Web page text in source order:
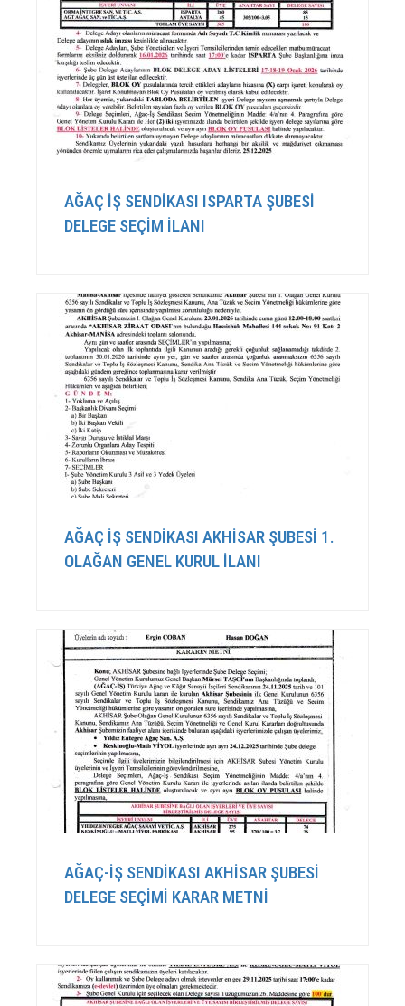
AĞAÇ İŞ SENDİKASI ISPARTA ŞUBESİ
DELEGE SEÇİM İLANI
AĞAÇ İŞ SENDİKASI AKHİSAR ŞUBESİ 1.
OLAĞAN GENEL KURUL İLANI
AĞAÇ-İŞ SENDİKASI AKHİSAR ŞUBESİ
DELEGE SEÇİMİ KARAR METNİ